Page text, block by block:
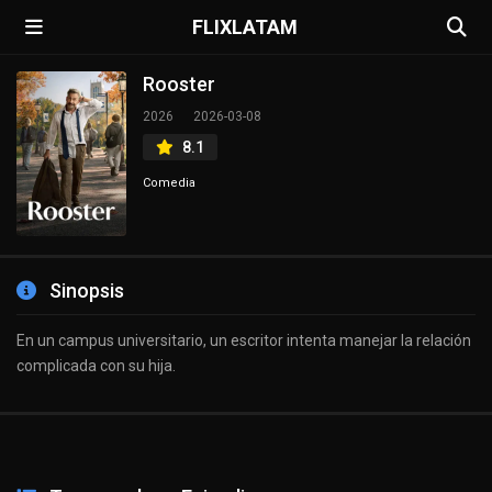
FLIXLATAM
Rooster
2026 2026-03-08
8.1
Comedia
Sinopsis
En un campus universitario, un escritor intenta manejar la relación
complicada con su hija.